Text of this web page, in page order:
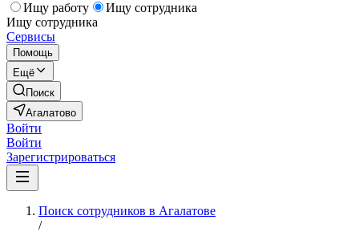
Ищу работу
Ищу сотрудника
Ищу сотрудника
Сервисы
Помощь
Ещё
Поиск
Агалатово
Войти
Войти
Зарегистрироваться
Поиск сотрудников в Агалатове
/